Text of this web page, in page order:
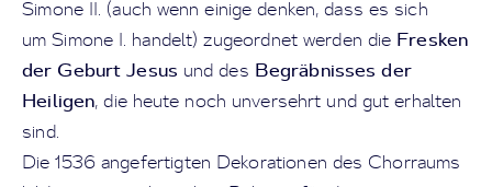
Simone II. (auch wenn einige denken, dass es sich
um Simone I. handelt) zugeordnet werden die Fresken
der Geburt Jesus und des Begräbnisses der
Heiligen, die heute noch unversehrt und gut erhalten
sind.
Die 1536 angefertigten Dekorationen des Chorraums